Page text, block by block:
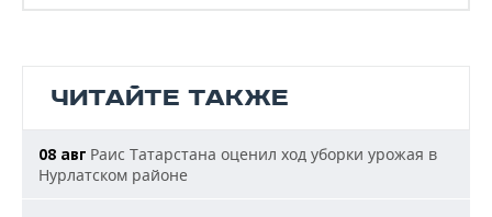
ЧИТАЙТЕ ТАКЖЕ
08 авг Раис Татарстана оценил ход уборки урожая в
Нурлатском районе